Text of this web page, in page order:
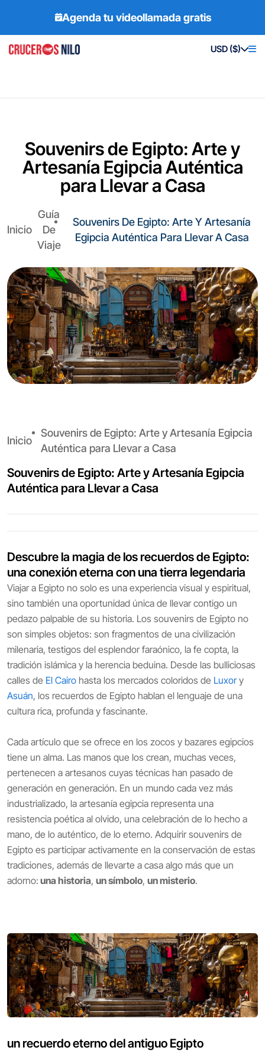
Agenda tu videollamada gratis
USD ($)
Souvenirs de Egipto: Arte y
Artesanía Egipcia Auténtica
para Llevar a Casa
Inicio
Guía
De
Viaje
Souvenirs De Egipto: Arte Y Artesanía
Egipcia Auténtica Para Llevar A Casa
Inicio
Souvenirs de Egipto: Arte y Artesanía Egipcia
Auténtica para Llevar a Casa
Souvenirs de Egipto: Arte y Artesanía Egipcia
Auténtica para Llevar a Casa
Descubre la magia de los recuerdos de Egipto:
una conexión eterna con una tierra legendaria
Viajar a Egipto no solo es una experiencia visual y espiritual,
sino también una oportunidad única de llevar contigo un
pedazo palpable de su historia. Los souvenirs de Egipto no
son simples objetos: son fragmentos de una civilización
milenaria, testigos del esplendor faraónico, la fe copta, la
tradición islámica y la herencia beduina. Desde las bulliciosas
calles de El Cairo hasta los mercados coloridos de Luxory
Asuán, los recuerdos de Egipto hablan el lenguaje de una
cultura rica, profunda y fascinante.
Cada artículo que se ofrece en los zocos y bazares egipcios
tiene un alma. Las manos que los crean, muchas veces,
pertenecen a artesanos cuyas técnicas han pasado de
generación en generación. En un mundo cada vez más
industrializado, la artesanía egipcia representa una
resistencia poética al olvido, una celebración de lo hecho a
mano, de lo auténtico, de lo eterno. Adquirir souvenirs de
Egipto es participar activamente en la conservación de estas
tradiciones, además de llevarte a casa algo más que un
adorno: una historia, un símbolo, un misterio.
un recuerdo eterno del antiguo Egipto